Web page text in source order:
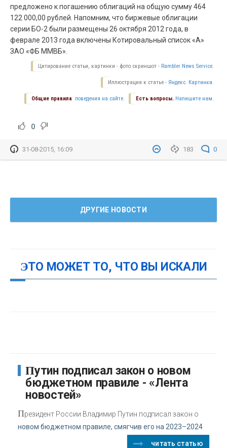
предложено к погашению облигаций на общую сумму 464
122 000,00 рублей. Напомним, что биржевые облигации
серии БО-2 были размещены 26 октября 2012 года, в
феврале 2013 года включены Котировальный список «А»
ЗАО «ФБ ММВБ».
Цитирование статьи, картинки - фото скриншот - Rambler News Service.
Иллюстрация к статье - Яндекс. Картинки.
Есть вопросы. Напишите нам.
Общие правила поведения на сайте.
0
183 0
31-08-2015, 16:09
ДРУГИЕ НОВОСТИ
ЭТО МОЖЕТ ТО, ЧТО ВЫ ИСКАЛИ
Путин подписал закон о новом
бюджетном правиле - «Лента
новостей»
Президент России Владимир Путин подписал закон о
новом бюджетном правиле, смягчив его на 2023–2024
читать статью